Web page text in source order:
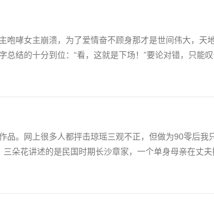
哮女主崩溃，为了爱情奋不顾身那才是世间伟大，天
结的十分到位：“看，这就是下场！”要论对错，只能
品。网上很多人都抨击琼瑶三观不正，但做为90零后我
朵花讲述的是民国时期长沙章家，一个单身母亲在丈